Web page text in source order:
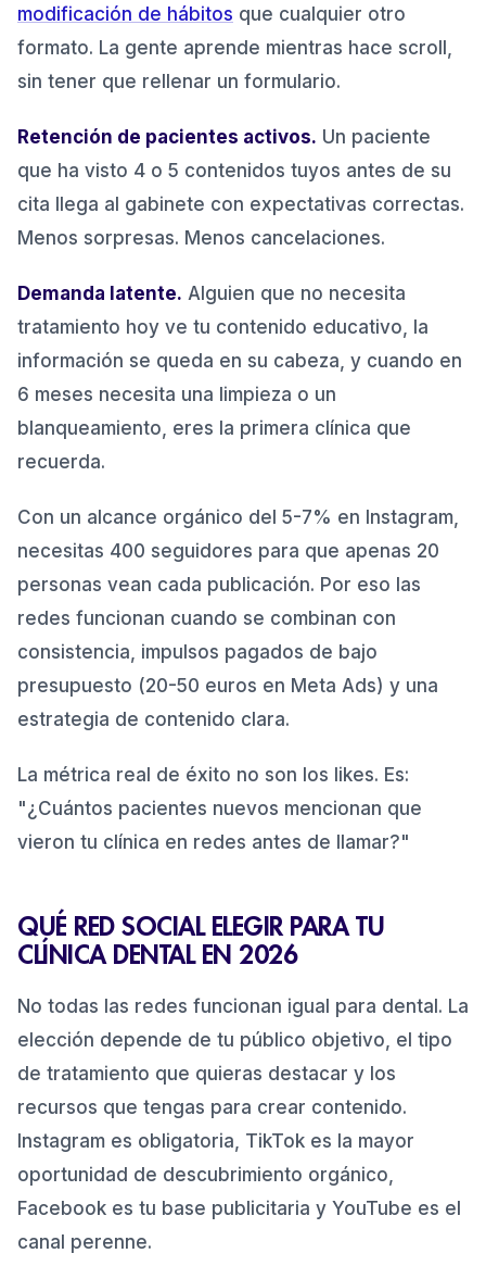
modificación de hábitos que cualquier otro
formato. La gente aprende mientras hace scroll,
sin tener que rellenar un formulario.
Retención de pacientes activos. Un paciente
que ha visto 4 o 5 contenidos tuyos antes de su
cita llega al gabinete con expectativas correctas.
Menos sorpresas. Menos cancelaciones.
Demanda latente. Alguien que no necesita
tratamiento hoy ve tu contenido educativo, la
información se queda en su cabeza, y cuando en
6 meses necesita una limpieza o un
blanqueamiento, eres la primera clínica que
recuerda.
Con un alcance orgánico del 5-7% en Instagram,
necesitas 400 seguidores para que apenas 20
personas vean cada publicación. Por eso las
redes funcionan cuando se combinan con
consistencia, impulsos pagados de bajo
presupuesto (20-50 euros en Meta Ads) y una
estrategia de contenido clara.
La métrica real de éxito no son los likes. Es:
"¿Cuántos pacientes nuevos mencionan que
vieron tu clínica en redes antes de llamar?"
QUÉ RED SOCIAL ELEGIR PARA TU
CLÍNICA DENTAL EN 2026
No todas las redes funcionan igual para dental. La
elección depende de tu público objetivo, el tipo
de tratamiento que quieras destacar y los
recursos que tengas para crear contenido.
Instagram es obligatoria, TikTok es la mayor
oportunidad de descubrimiento orgánico,
Facebook es tu base publicitaria y YouTube es el
canal perenne.